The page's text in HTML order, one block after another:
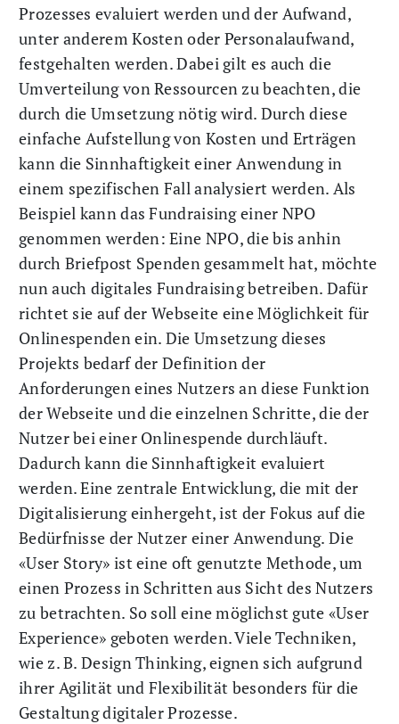
Prozesses evaluiert werden und der Aufwand,
unter anderem Kosten oder Personalaufwand,
festgehalten werden. Dabei gilt es auch die
Umverteilung von Ressourcen zu beachten, die
durch die Umsetzung nötig wird. Durch diese
einfache Aufstellung von Kosten und Erträgen
kann die Sinnhaftigkeit einer Anwendung in
einem spezifischen Fall analysiert werden. Als
Beispiel kann das Fundraising einer NPO
genommen werden: Eine NPO, die bis anhin
durch Briefpost Spenden gesammelt hat, möchte
nun auch digitales Fundraising betreiben. Dafür
richtet sie auf der Webseite eine Möglichkeit für
Onlinespenden ein. Die Umsetzung dieses
Projekts bedarf der Definition der
Anforderungen eines Nutzers an diese Funktion
der Webseite und die einzelnen Schritte, die der
Nutzer bei einer Onlinespende durchläuft.
Dadurch kann die Sinnhaftigkeit evaluiert
werden. Eine zentrale Entwicklung, die mit der
Digitalisierung einhergeht, ist der Fokus auf die
Bedürfnisse der Nutzer einer Anwendung. Die
«User Story» ist eine oft genutzte Methode, um
einen Prozess in Schritten aus Sicht des Nutzers
zu betrachten. So soll eine möglichst gute «User
Experience» geboten werden. Viele Techniken,
wie z. B. Design Thinking, eignen sich aufgrund
ihrer Agilität und Flexibilität besonders für die
Gestaltung digitaler Prozesse.